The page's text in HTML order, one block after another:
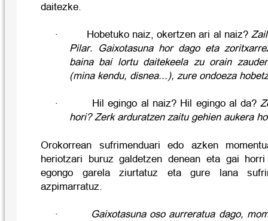
daitezke.
· Hobetuko naiz, okertzen ari al naiz?
Pilar.
Gaixotasuna hor dago eta
baina bai lortu daitekeela zu orain
(mina kendu, disnea...), zure ondoeza
· Hil egingo al naiz? Hil egingo al da?
hori? Zerk arduratzen zaitu gehien aukera
Orokorrean sufrimenduari edo azken
heriotzari buruz galdetzen denean eta gai
egongo garela ziurtatuz eta gure lana
azpimarratuz.
·
Gaixotasuna oso aurreratua dago,